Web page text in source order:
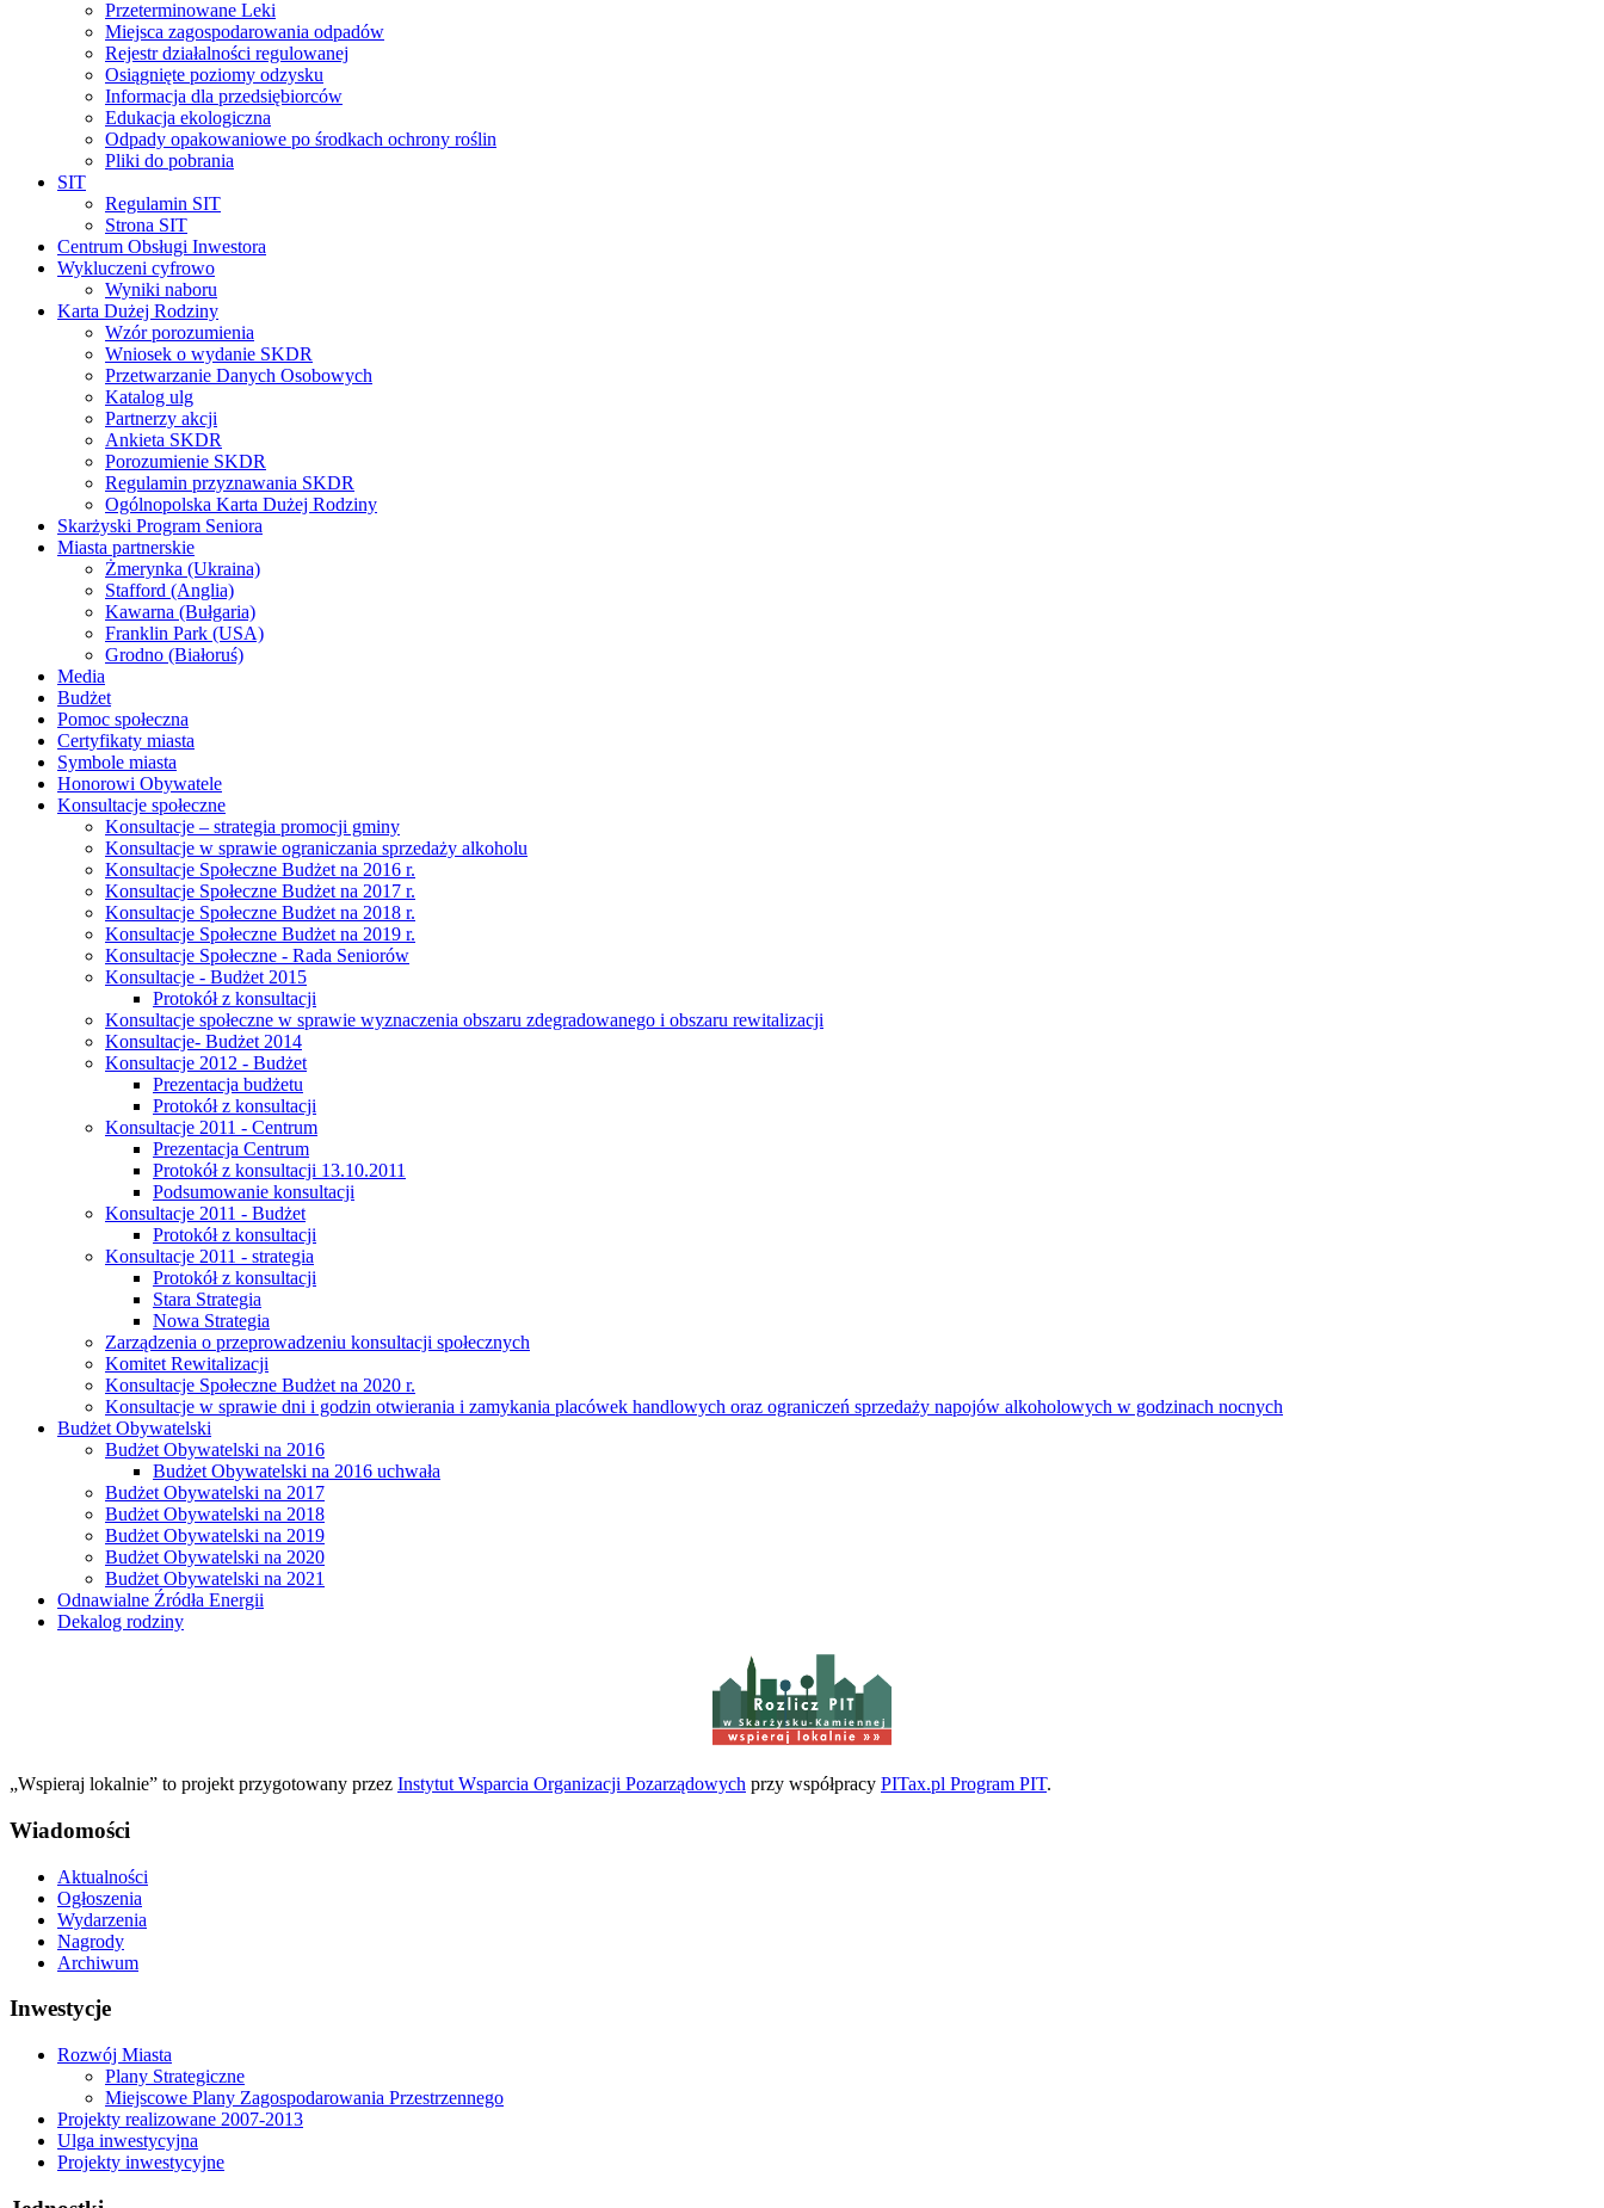
Przeterminowane Leki
Miejsca zagospodarowania odpadów
Rejestr działalności regulowanej
Osiągnięte poziomy odzysku
Informacja dla przedsiębiorców
Edukacja ekologiczna
Odpady opakowaniowe po środkach ochrony roślin
Pliki do pobrania
SIT
Regulamin SIT
Strona SIT
Centrum Obsługi Inwestora
Wykluczeni cyfrowo
Wyniki naboru
Karta Dużej Rodziny
Wzór porozumienia
Wniosek o wydanie SKDR
Przetwarzanie Danych Osobowych
Katalog ulg
Partnerzy akcji
Ankieta SKDR
Porozumienie SKDR
Regulamin przyznawania SKDR
Ogólnopolska Karta Dużej Rodziny
Skarżyski Program Seniora
Miasta partnerskie
Żmerynka (Ukraina)
Stafford (Anglia)
Kawarna (Bułgaria)
Franklin Park (USA)
Grodno (Białoruś)
Media
Budżet
Pomoc społeczna
Certyfikaty miasta
Symbole miasta
Honorowi Obywatele
Konsultacje społeczne
Konsultacje – strategia promocji gminy
Konsultacje w sprawie ograniczania sprzedaży alkoholu
Konsultacje Społeczne Budżet na 2016 r.
Konsultacje Społeczne Budżet na 2017 r.
Konsultacje Społeczne Budżet na 2018 r.
Konsultacje Społeczne Budżet na 2019 r.
Konsultacje Społeczne - Rada Seniorów
Konsultacje - Budżet 2015
Protokół z konsultacji
Konsultacje społeczne w sprawie wyznaczenia obszaru zdegradowanego i obszaru rewitalizacji
Konsultacje- Budżet 2014
Konsultacje 2012 - Budżet
Prezentacja budżetu
Protokół z konsultacji
Konsultacje 2011 - Centrum
Prezentacja Centrum
Protokół z konsultacji 13.10.2011
Podsumowanie konsultacji
Konsultacje 2011 - Budżet
Protokół z konsultacji
Konsultacje 2011 - strategia
Protokół z konsultacji
Stara Strategia
Nowa Strategia
Zarządzenia o przeprowadzeniu konsultacji społecznych
Komitet Rewitalizacji
Konsultacje Społeczne Budżet na 2020 r.
Konsultacje w sprawie dni i godzin otwierania i zamykania placówek handlowych oraz ograniczeń sprzedaży napojów alkoholowych w godzinach nocnych
Budżet Obywatelski
Budżet Obywatelski na 2016
Budżet Obywatelski na 2016 uchwała
Budżet Obywatelski na 2017
Budżet Obywatelski na 2018
Budżet Obywatelski na 2019
Budżet Obywatelski na 2020
Budżet Obywatelski na 2021
Odnawialne Źródła Energii
Dekalog rodziny
w Skarżysku-Kamiennej
„Wspieraj lokalnie” to projekt przygotowany przez Instytut Wsparcia Organizacji Pozarządowych przy współpracy PITax.pl Program PIT.
Wiadomości
Aktualności
Ogłoszenia
Wydarzenia
Nagrody
Archiwum
Inwestycje
Rozwój Miasta
Plany Strategiczne
Miejscowe Plany Zagospodarowania Przestrzennego
Projekty realizowane 2007-2013
Ulga inwestycyjna
Projekty inwestycyjne